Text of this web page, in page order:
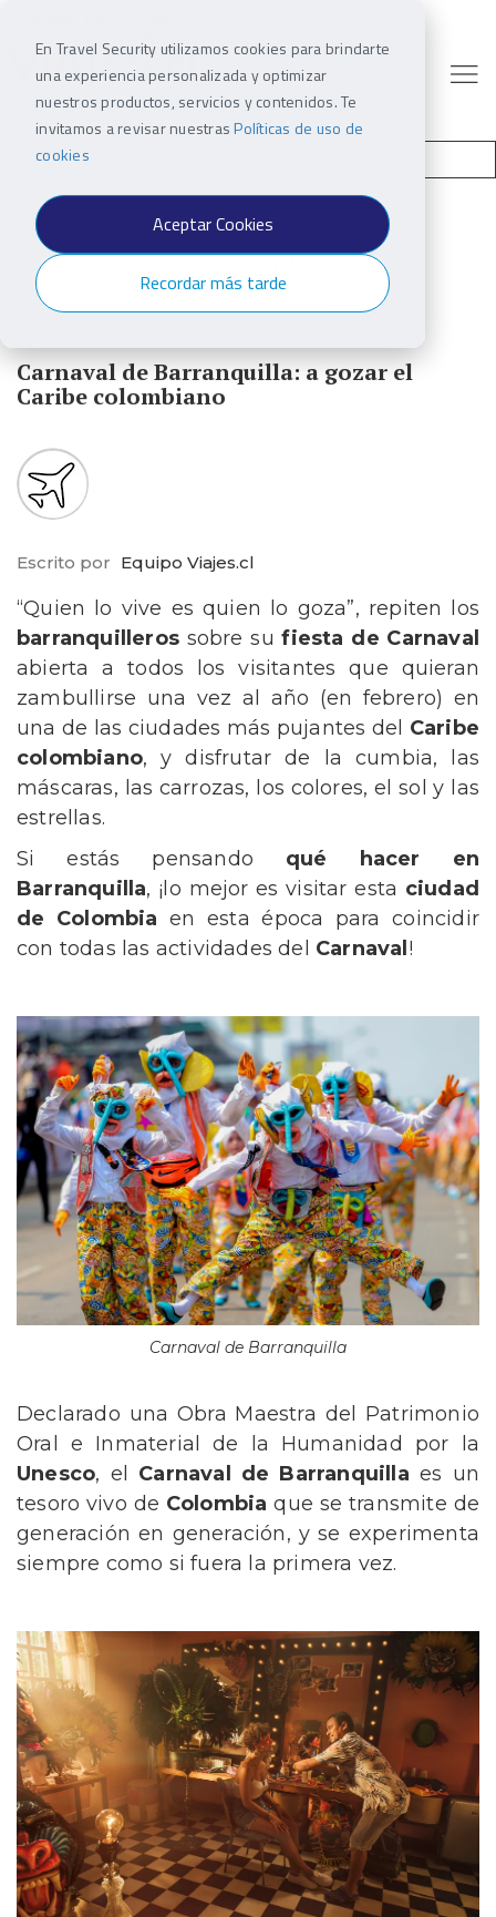
En Travel Security utilizamos cookies para brindarte
una experiencia personalizada y optimizar
nuestros productos, servicios y contenidos. Te
invitamos a revisar nuestrasPolíticas de uso de
cookies
Aceptar Cookies
Recordar más tarde
DESTINO
Carnaval de Barranquilla: a gozar el
Caribe colombiano
Escrito por Equipo Viajes.cl
“Quien lo vive es quien lo goza”, repiten los
barranquilleros sobre sufiesta de Carnaval
abierta a todos los visitantes que quieran
zambullirse una vez al año (en febrero) en
una de las ciudades más pujantes del Caribe
colombiano, y disfrutar de la cumbia, las
máscaras, las carrozas, los colores, el sol y las
estrellas.
Si estás pensando qué hacer en
Barranquilla, ¡lo mejor es visitar esta ciudad
de Colombia en esta época para coincidir
con todas las actividades del Carnaval !
Carnaval de Barranquilla
Declarado una Obra Maestra del Patrimonio
Oral e Inmaterial de la Humanidad por la
Unesco, el Carnaval de Barranquilla es un
tesoro vivo de Colombia que se transmite de
generación en generación, y se experimenta
siempre como si fuera la primera vez.